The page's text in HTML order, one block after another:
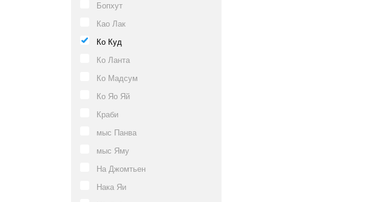
Бопхут
Као Лак
Ко Куд
Ко Ланта
Ко Мадсум
Ко Яо Яй
Краби
мыс Панва
мыс Яму
На Джомтьен
Нака Яи